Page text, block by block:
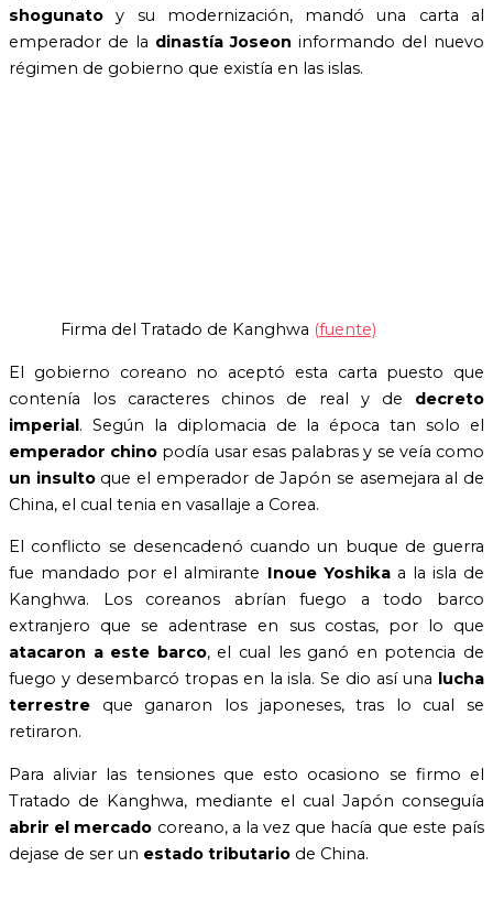
shogunato y su modernización, mandó una carta al
emperador de la dinastía Joseon informando del nuevo
régimen de gobierno que existía en las islas.
Firma del Tratado de Kanghwa (fuente)
El gobierno coreano no aceptó esta carta puesto que
contenía los caracteres chinos de real y de decreto
imperial. Según la diplomacia de la época tan solo el
emperador chino podía usar esas palabras y se veía como
un insultoque el emperador de Japón se asemejara al de
China, el cual tenia en vasallaje a Corea.
El conflicto se desencadenó cuando un buque de guerra
fue mandado por el almirante Inoue Yoshikaa la isla de
Kanghwa. Los coreanos abrían fuego a todo barco
extranjero que se adentrase en sus costas, por lo que
atacaron a este barco, el cual les ganó en potencia de
fuego y desembarcó tropas en la isla. Se dio así una
lucha
terrestre que ganaron los japoneses, tras lo cual se
retiraron.
Para aliviar las tensiones que esto ocasiono se firmo el
Tratado de Kanghwa, mediante el cual Japón conseguía
abrir el mercado coreano, a la vez que hacía que este país
dejase de ser un estado tributario de China.